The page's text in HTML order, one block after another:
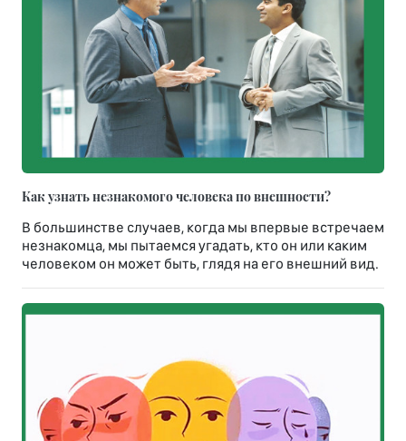
Как узнать незнакомого человека по внешности?
В большинстве случаев, когда мы впервые встречаем
незнакомца, мы пытаемся угадать, кто он или каким
человеком он может быть, глядя на его внешний вид.